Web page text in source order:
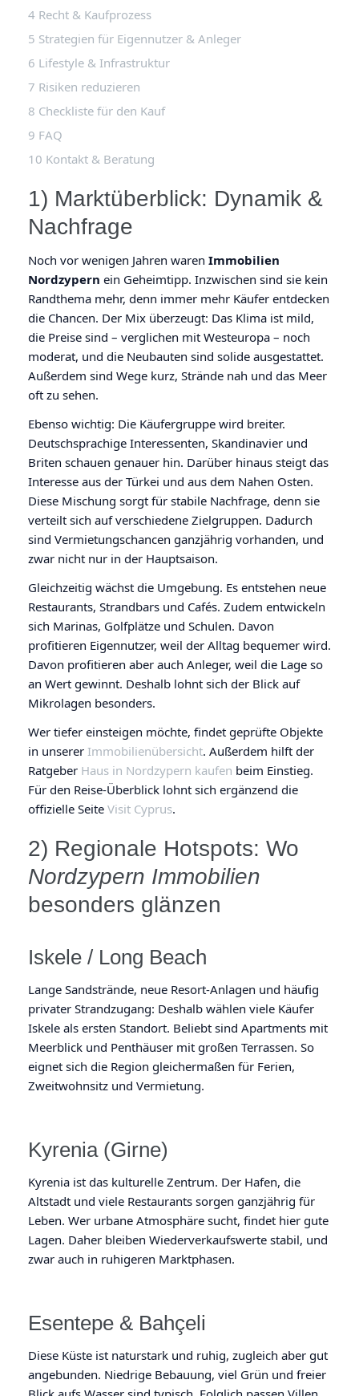
Recht & Kaufprozess
Strategien für Eigennutzer & Anleger
Lifestyle & Infrastruktur
Risiken reduzieren
Checkliste für den Kauf
FAQ
Kontakt & Beratung
1) Marktüberblick: Dynamik &
Nachfrage
Noch vor wenigen Jahren waren Immobilien
Nordzypern ein Geheimtipp. Inzwischen sind sie kein
Randthema mehr, denn immer mehr Käufer entdecken
die Chancen. Der Mix überzeugt: Das Klima ist mild,
die Preise sind – verglichen mit Westeuropa – noch
moderat, und die Neubauten sind solide ausgestattet.
Außerdem sind Wege kurz, Strände nah und das Meer
oft zu sehen.
Ebenso wichtig: Die Käufergruppe wird breiter.
Deutschsprachige Interessenten, Skandinavier und
Briten schauen genauer hin. Darüber hinaus steigt das
Interesse aus der Türkei und aus dem Nahen Osten.
Diese Mischung sorgt für stabile Nachfrage, denn sie
verteilt sich auf verschiedene Zielgruppen. Dadurch
sind Vermietungschancen ganzjährig vorhanden, und
zwar nicht nur in der Hauptsaison.
Gleichzeitig wächst die Umgebung. Es entstehen neue
Restaurants, Strandbars und Cafés. Zudem entwickeln
sich Marinas, Golfplätze und Schulen. Davon
profitieren Eigennutzer, weil der Alltag bequemer wird.
Davon profitieren aber auch Anleger, weil die Lage so
an Wert gewinnt. Deshalb lohnt sich der Blick auf
Mikrolagen besonders.
Wer tiefer einsteigen möchte, findet geprüfte Objekte
in unserer Immobilienübersicht. Außerdem hilft der
Ratgeber Haus in Nordzypern kaufen beim Einstieg.
Für den Reise-Überblick lohnt sich ergänzend die
offizielle Seite Visit Cyprus.
2) Regionale Hotspots: Wo
Nordzypern Immobilien
besonders glänzen
Iskele / Long Beach
Lange Sandstrände, neue Resort-Anlagen und häufig
privater Strandzugang: Deshalb wählen viele Käufer
Iskele als ersten Standort. Beliebt sind Apartments mit
Meerblick und Penthäuser mit großen Terrassen. So
eignet sich die Region gleichermaßen für Ferien,
Zweitwohnsitz und Vermietung.
Kyrenia (Girne)
Kyrenia ist das kulturelle Zentrum. Der Hafen, die
Altstadt und viele Restaurants sorgen ganzjährig für
Leben. Wer urbane Atmosphäre sucht, findet hier gute
Lagen. Daher bleiben Wiederverkaufswerte stabil, und
zwar auch in ruhigeren Marktphasen.
Esentepe & Bahçeli
Diese Küste ist naturstark und ruhig, zugleich aber gut
angebunden. Niedrige Bebauung, viel Grün und freier